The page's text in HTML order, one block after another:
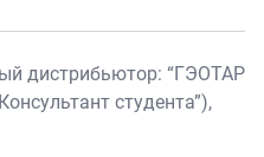
дистрибьютор: “ГЭОТАР
студента”),